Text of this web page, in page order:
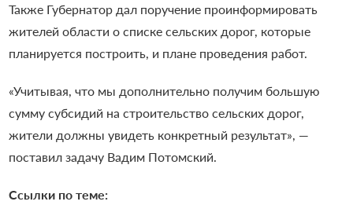
Также Губернатор дал поручение проинформировать
жителей области о списке сельских дорог, которые
планируется построить, и плане проведения работ.
«Учитывая, что мы дополнительно получим большую
сумму субсидий на строительство сельских дорог,
жители должны увидеть конкретный результат», —
поставил задачу Вадим Потомский.
Ссылки по теме: